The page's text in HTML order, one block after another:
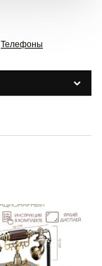
Телефоны